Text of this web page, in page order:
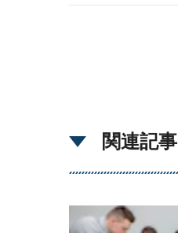
関連記事